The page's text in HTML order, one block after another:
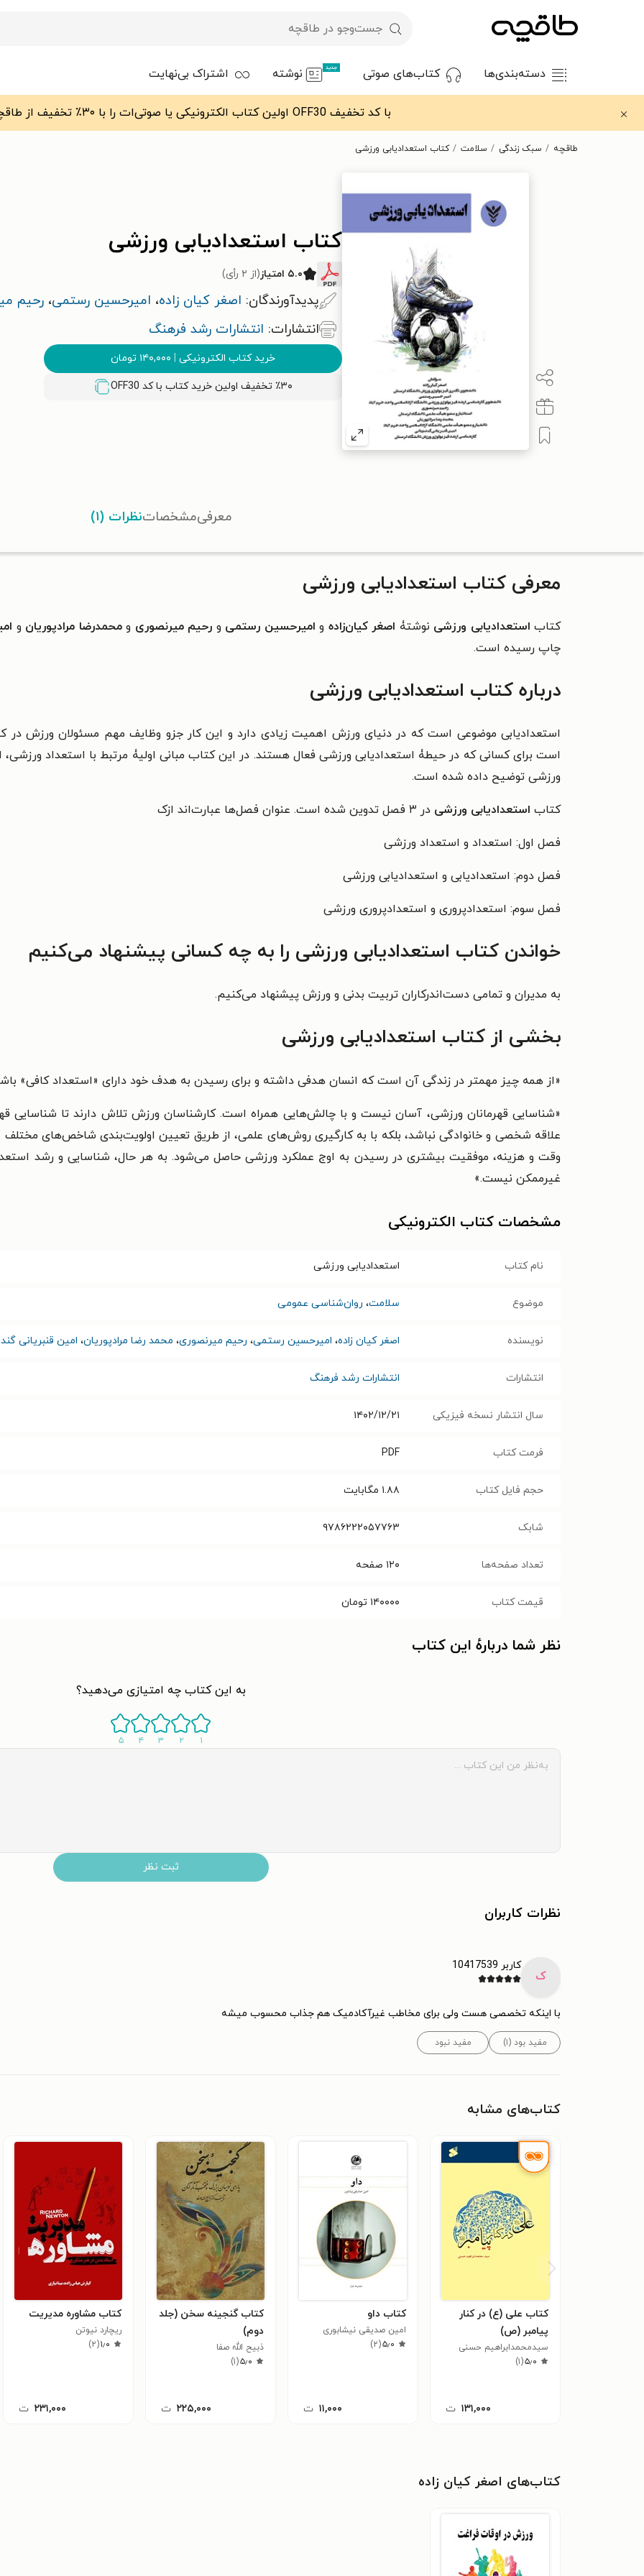
دسته‌بندی‌ها کتاب‌های صوتی جدید نوشته اشتراک بی‌نهایت
با کد تخفیف OFF30 اولین کتاب الکترونیکی یا صوتی‌ات را با ۳۰٪ تخفیف از طاقچه دریافت کن.
طاقچه سبک زندگی سلامت کتاب استعدادیابی ورزشی
کتاب استعدادیابی ورزشی
۵.۰ امتیاز (از ۲ رأی)
پدیدآورندگان: اصغر کیان‌ زاده، امیرحسین رستمی، رحیم
انتشارات: انتشارات رشد فرهنگ
خرید کتاب الکترونیکی | ۱۴۰,۰۰۰ تومان
٪۳۰ تخفیف اولین خرید کتاب با کد OFF30
معرفیمشخصاتنظرات (۱)
معرفی کتاب استعدادیابی ورزشی
کتاب استعدادیابی ورزشی نوشتۀ اصغر کیان‌‌زاده و امیرحسین رستمی و رحیم میرنصوری ومحمدرضا مرادپوریان و
چاپ رسیده است.
درباره کتاب استعدادیابی ورزشی
استعدادیابی موضوعی است که در دنیای ورزش اهمیت زیادی دارد و این کار جزو وظایف مهم مسئولان ورزش
است برای کسانی که در حیطۀ استعدادیابی ورزشی فعال هستند. در این کتاب مبانی اولیۀ مرتبط با استعداد
ورزشی توضیح داده شده است.
کتاب استعدادیابی ورزشی در ۳ فصل تدوین شده است. عنوان فصل‌ها عبارت‌اند ازک
فصل اول: استعداد و استعداد ورزشی
فصل دوم: استعدادیابی و استعدادیابی ورزشی
فصل سوم: استعدادپروری و استعدادپروری ورزشی
خواندن کتاب استعدادیابی ورزشی را به چه کسانی پیشنهاد می‌کنیم
به مدیران و تمامی دست‌اندرکاران تربیت بدنی و ورزش پیشنهاد می‌کنیم.
بخشی از کتاب استعدادیابی ورزشی
«از همه چیز مهمتر در زندگی آن است که انسان هدفی داشته و برای رسیدن به هدف خود دارای «استعداد کافی»
«شناسایی قهرمانان ورزشی، آسان نیست و با چالش‌هایی همراه است. کارشناسان ورزش تلاش دارند تا شناسایی
علاقه شخصی و خانوادگی نباشد، بلکه با به کارگیری روش‌های علمی، از طریق تعیین اولویت‌بندی شاخص‌های
وقت و هزینه، موفقیت بیشتری در رسیدن به اوج عملکرد ورزشی حاصل می‌شود. به هر حال، شناسایی و رشد
غیرممکن نیست.»
مشخصات کتاب الکترونیکی
نام کتاب استعدادیابی ورزشی
موضوع سلامت، روان‌شناسی عمومی
نویسنده اصغر کیان‌ زاده، امیرحسین رستمی، رحیم میرنصوری، محمد رضا مرادپوریان، امین قنبریانی‌‌‌‌‌
انتشارات انتشارات رشد فرهنگ
سال انتشار نسخه فیزیکی ۱۴۰۲/۱۲/۲۱
فرمت کتاب PDF
حجم فایل کتاب ۱.۸۸ مگابایت
شابک ۹۷۸۶۲۲۲۰۵۷۷۶۳
تعداد صفحه‌ها ۱۲۰ صفحه
قیمت کتاب ۱۴۰۰۰۰ تومان
نظر شما دربارهٔ این کتاب
به این کتاب چه امتیازی می‌دهید؟
۱ ۲ ۳ ۴ ۵
ثبت نظر
نظرات کاربران
ک
کاربر 10417539
با اینکه تخصصی هست ولی برای مخاطب غیرآکادمیک هم جذاب محسوب میشه
مفید بود (۱) مفید نبود
کتاب‌های مشابه
کتاب علی (ع) در کنار
پیامبر (ص)
سیدمحمدابراهیم حسنی
۵٫۰(۱)
۱۳۱,۰۰۰ ت
کتاب داو
امین صدیقی نیشابوری
۵٫۰(۲)
۱۱,۰۰۰ ت
کتاب گنجینه سخن (جلد
دوم)
ذبیح الله صفا
۵٫۰(۱)
۲۲۵,۰۰۰ ت
کتاب مشاوره مدیریت
ریچارد نیوتن
۱٫۰(۲)
۲۳۱,۰۰۰ ت
کتاب‌های اصغر کیان‌ زاده